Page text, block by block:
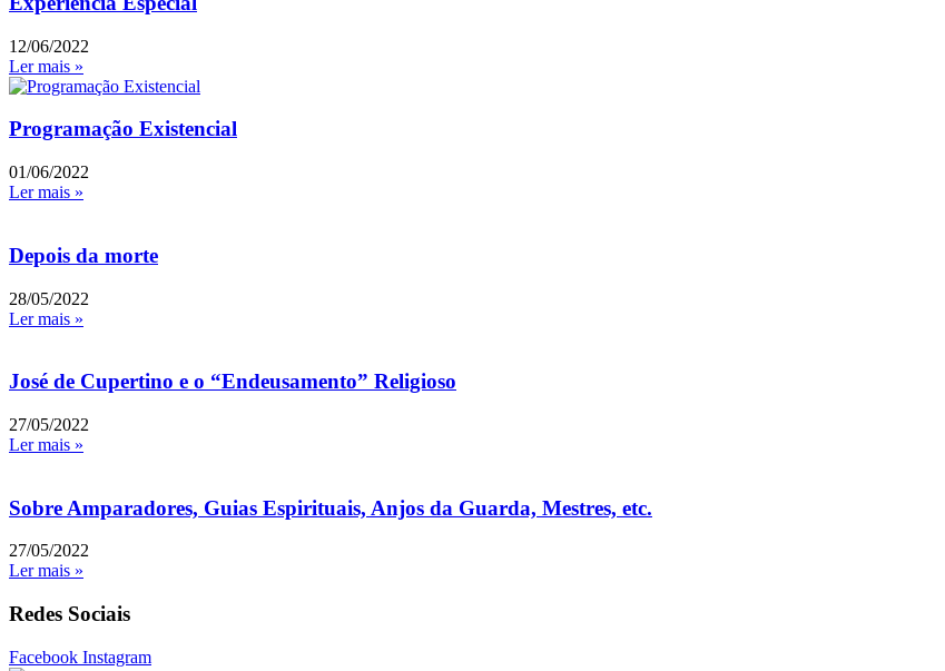
12/06/2022
Ler mais »
Programação Existencial
01/06/2022
Ler mais »
Depois da morte
28/05/2022
Ler mais »
José de Cupertino e o “Endeusamento” Religioso
27/05/2022
Ler mais »
Sobre Amparadores, Guias Espirituais, Anjos da Guarda, Mestres, etc.
27/05/2022
Ler mais »
Redes Sociais
Facebook Instagram